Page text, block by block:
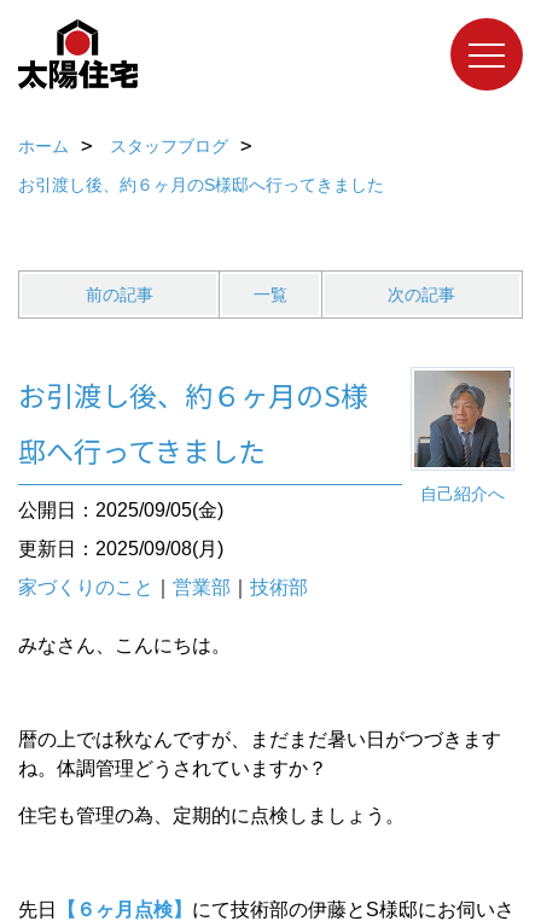
ホーム
スタッフブログ
お引渡し後、約６ヶ月のS様邸へ行ってきました
前の記事 一覧 次の記事
自己紹介へ
お引渡し後、約６ヶ月のS様
邸へ行ってきました
公開日：2025/09/05(金)
更新日：2025/09/08(月)
家づくりのこと
営業部 技術部
みなさん、こんにちは。
暦の上では秋なんですが、まだまだ暑い日がつづきます
ね。体調管理どうされていますか？
住宅も管理の為、定期的に点検しましょう。
先日 【６ヶ月点検】 にて技術部の伊藤とS様邸にお伺いさ